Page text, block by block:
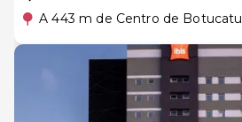
A 443 m de Centro de Botucatu